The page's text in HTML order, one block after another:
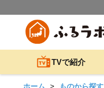
TVで紹介
ホーム ものから探す